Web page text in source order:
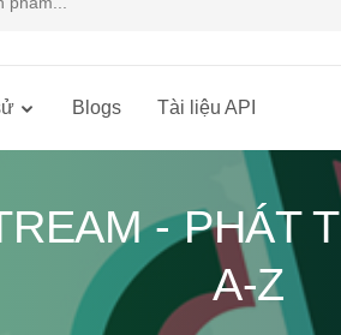
Blogs Tài liệu API
- PHÁT
A-Z